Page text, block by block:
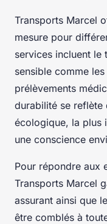
Transports Marcel
mesure pour
services incluent le
sensible comme
prélèvements
durabilité se
écologique, la plus
une conscience
Pour répondre aux
Transports Marcel
assurant ainsi que
être comblés à